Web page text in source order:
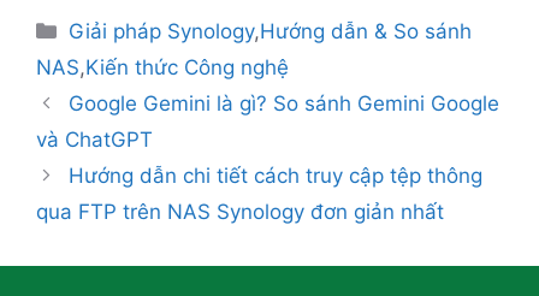
Giải pháp Synology,Hướng dẫn & So sánh
NAS,Kiến thức Công nghệ
Google Gemini là gì? So sánh Gemini Google
và ChatGPT
Hướng dẫn chi tiết cách truy cập tệp thông
qua FTP trên NAS Synology đơn giản nhất